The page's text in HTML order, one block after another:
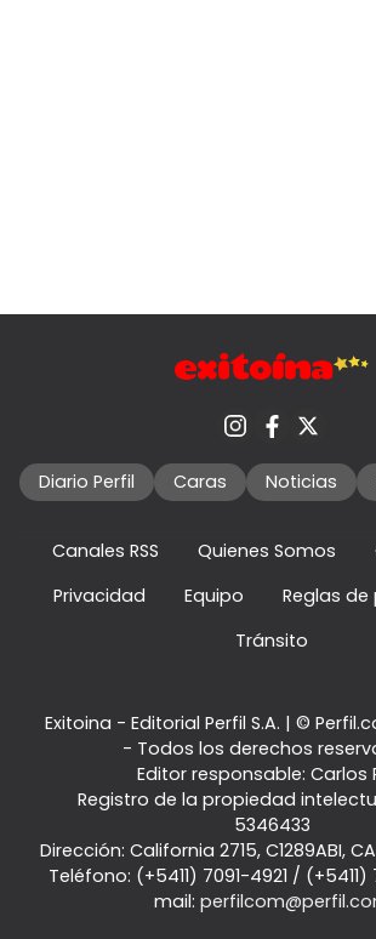
Diario Perfil Caras Noticias
Canales RSS Quienes Somos
Privacidad
Equipo
Reglas
Tránsito
Exitoina - Editorial Perfil S.A. | ©
- Todos los derechos
Editor responsable: Carlos
Registro de la propiedad
5346433
Dirección: California 2715, C1289ABI,
Teléfono: (+5411) 7091-4921 / (+5411)
mail: